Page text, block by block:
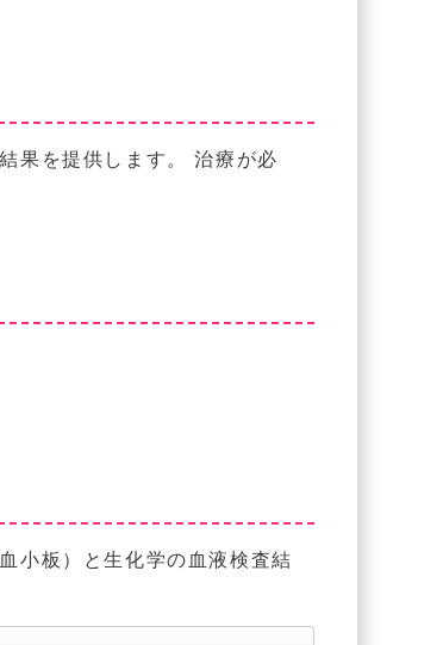
果を提供します。 治療が必
小板）と生化学の血液検査結